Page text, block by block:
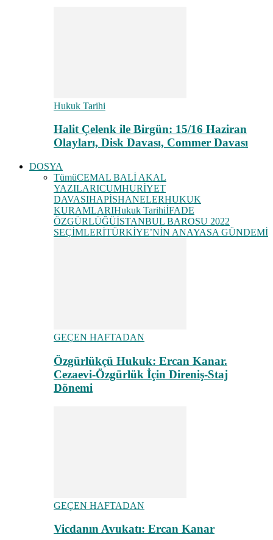
Hukuk Tarihi
Halit Çelenk ile Birgün: 15/16 Haziran
Olayları, Disk Davası, Commer Davası
DOSYA
TümüCEMAL BALİ AKAL
YAZILARICUMHURİYET
DAVASIHAPİSHANELERHUKUK
KURAMLARIHukuk TarihiİFADE
ÖZGÜRLÜĞÜİSTANBUL BAROSU 2022
SEÇİMLERİTÜRKİYE’NİN ANAYASA GÜNDEMİ
GEÇEN HAFTADAN
Özgürlükçü Hukuk: Ercan Kanar.
Cezaevi-Özgürlük İçin Direniş-Staj
Dönemi
GEÇEN HAFTADAN
Vicdanın Avukatı: Ercan Kanar